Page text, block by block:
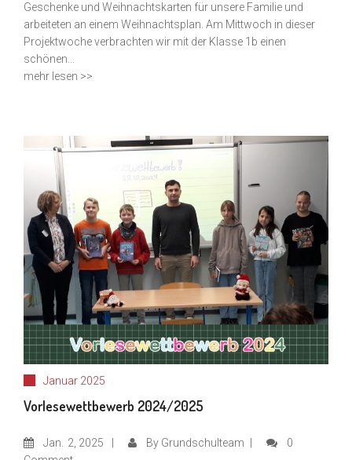
Geschenke und Weihnachtskarten für unsere Familie und
arbeiteten an einem Weihnachtsplan. Am Mittwoch in dieser
Projektwoche verbrachten wir mit der Klasse 1b einen
schönen...
mehr lesen >>
Januar 2025
Vorlesewettbewerb 2024/2025
Jan. 2, 2025 By Grundschulteam
0